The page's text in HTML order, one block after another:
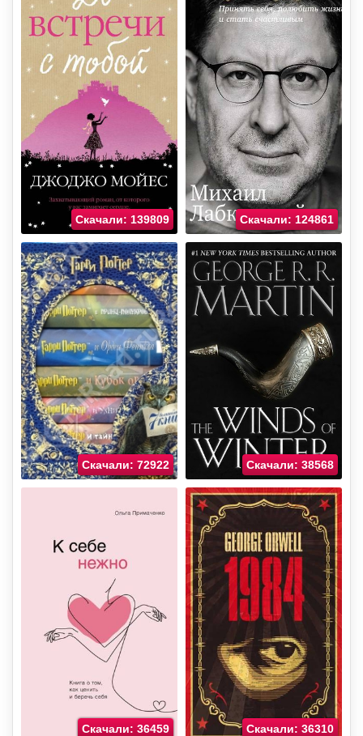
Скачали: 139809 Скачали: 124861
Скачали: 72922 Скачали: 38568
Скачали: 36459 Скачали: 36310